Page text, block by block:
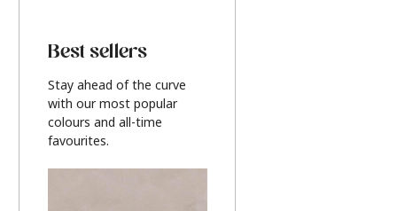
Best sellers
Stay ahead of the curve
with our most popular
colours and all-time
favourites.